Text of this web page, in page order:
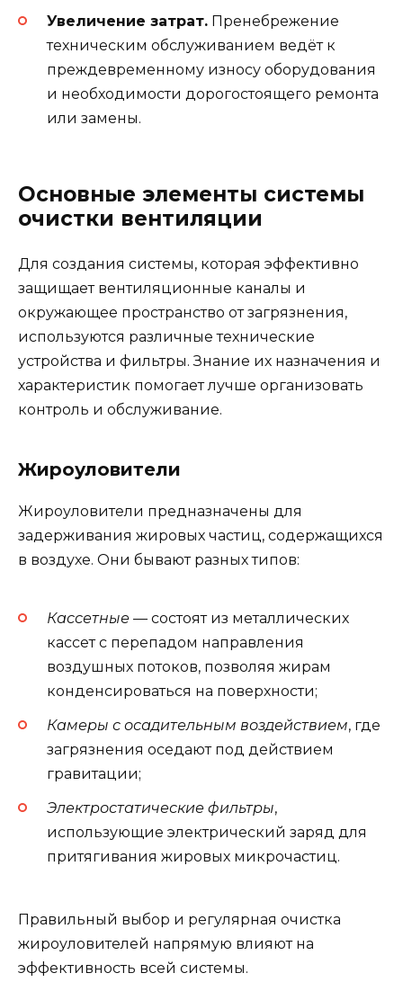
Увеличение затрат. Пренебрежение
техническим обслуживанием ведёт к
преждевременному износу оборудования
и необходимости дорогостоящего ремонта
или замены.
Основные элементы системы
очистки вентиляции
Для создания системы, которая эффективно
защищает вентиляционные каналы и
окружающее пространство от загрязнения,
используются различные технические
устройства и фильтры. Знание их назначения и
характеристик помогает лучше организовать
контроль и обслуживание.
Жироуловители
Жироуловители предназначены для
задерживания жировых частиц, содержащихся
в воздухе. Они бывают разных типов:
Кассетные — состоят из металлических
кассет с перепадом направления
воздушных потоков, позволяя жирам
конденсироваться на поверхности;
Камеры с осадительным воздействием, где
загрязнения оседают под действием
гравитации;
Электростатические фильтры,
использующие электрический заряд для
притягивания жировых микрочастиц.
Правильный выбор и регулярная очистка
жироуловителей напрямую влияют на
эффективность всей системы.